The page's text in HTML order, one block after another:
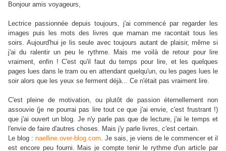
Bonjour amis voyageurs,
Lectrice passionnée depuis toujours, j'ai commencé par regarder les
images puis les mots des livres que maman me racontait tous les
soirs. Aujourd'hui je lis seule avec toujours autant de plaisir, même si
j'ai du ralentir un peu le rythme. Mais me voilà de retour pour lire
vraiment, enfin ! C'est qu'il faut du temps pour lire, et les quelques
pages lues dans le tram ou en attendant quelqu'un, ou les pages lues le
soir alors que les yeux se ferment déjà... Ce n'était pas vraiment lire.
C'est pleine de motivation, ou plutôt de passion éternellement non
assouvie (je ne pourrai pas lire tout ce que j'ai envie, c'est frustrant !)
que j'ai ouvert un blog. Je n'y parle pas que de lecture, j'ai le temps et
l'envie de faire d'autres choses. Mais j'y parle livres, c'est certain.
Le blog : naelline.over-blog.com. Je sais, je viens de le commencer et il
est encore peu fourni. Mais je compte tenir le rythme d'un article par